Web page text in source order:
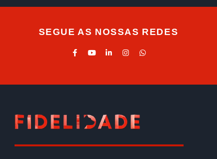
SEGUE AS NOSSAS REDES